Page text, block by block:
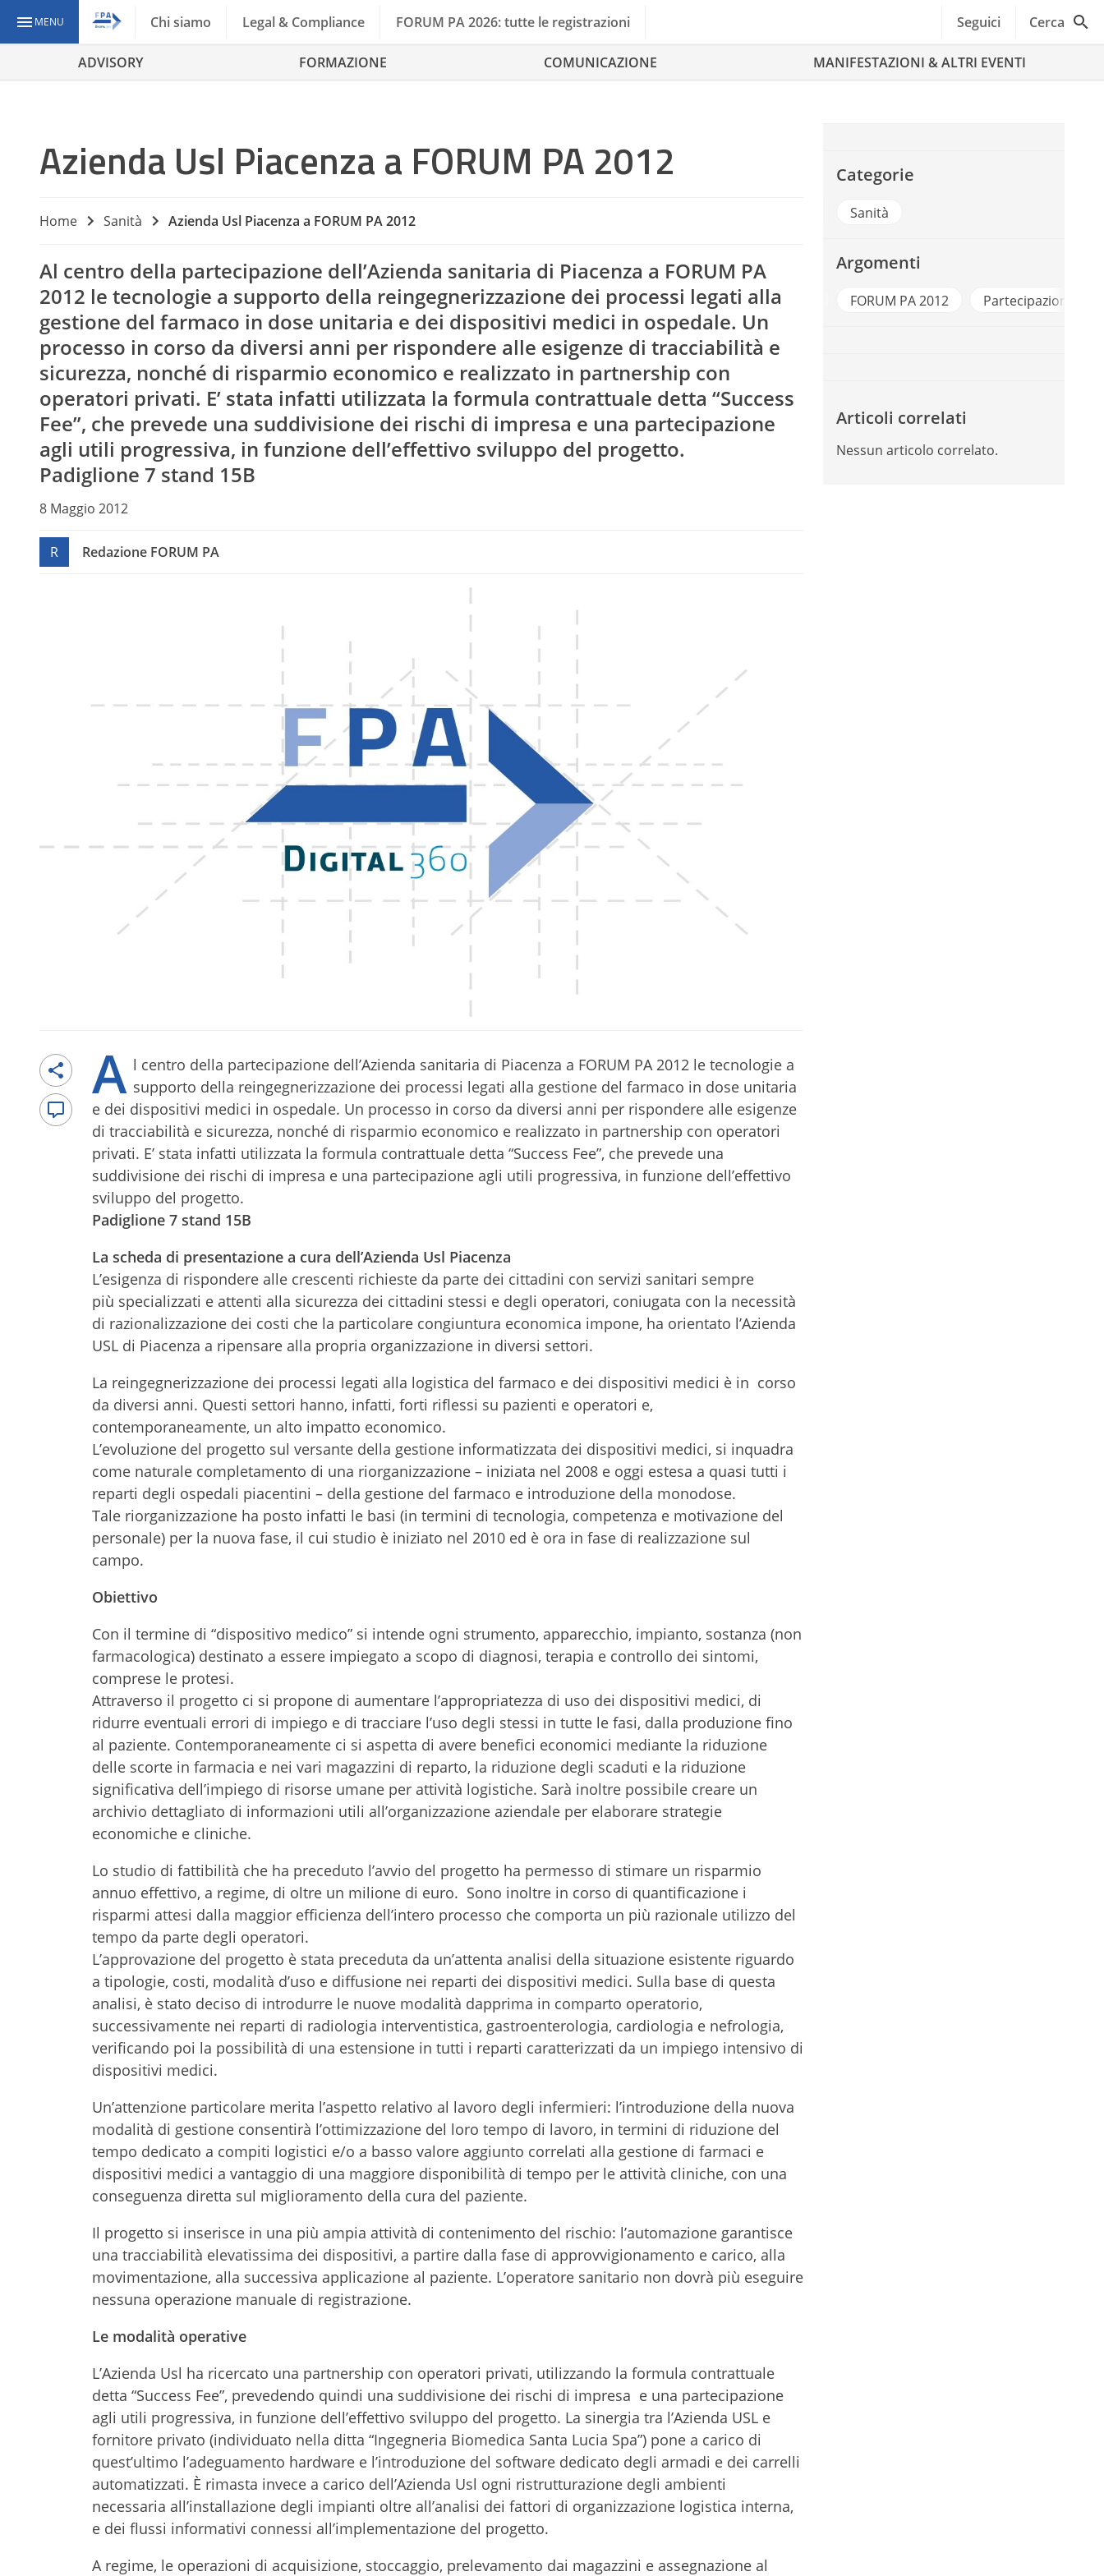
MENU Chi siamo Legal & Compliance FORUM PA 2026: tutte le registrazioni Seguici Cerca
ADVISORY FORMAZIONE COMUNICAZIONE MANIFESTAZIONI & ALTRI EVENTI
Azienda Usl Piacenza a FORUM PA 2012
Home Sanità Azienda Usl Piacenza a FORUM PA 2012
Al centro della partecipazione dell’Azienda sanitaria di Piacenza a FORUM PA
2012 le tecnologie a supporto della reingegnerizzazione dei processi legati alla
gestione del farmaco in dose unitaria e dei dispositivi medici in ospedale. Un
processo in corso da diversi anni per rispondere alle esigenze di tracciabilità e
sicurezza, nonché di risparmio economico e realizzato in partnership con
operatori privati. E’ stata infatti utilizzata la formula contrattuale detta “Success
Fee”, che prevede una suddivisione dei rischi di impresa e una partecipazione
agli utili progressiva, in funzione dell’effettivo sviluppo del progetto.
Padiglione 7 stand 15B
8 Maggio 2012
R Redazione FORUM PA
A l centro della partecipazione dell’Azienda sanitaria di Piacenza a FORUM PA 2012 le tecnologie a
supporto della reingegnerizzazione dei processi legati alla gestione del farmaco in dose unitaria
e dei dispositivi medici in ospedale. Un processo in corso da diversi anni per rispondere alle esigenze
di tracciabilità e sicurezza, nonché di risparmio economico e realizzato in partnership con operatori
privati. E’ stata infatti utilizzata la formula contrattuale detta “Success Fee”, che prevede una
suddivisione dei rischi di impresa e una partecipazione agli utili progressiva, in funzione dell’effettivo
sviluppo del progetto.
Padiglione 7 stand 15B
La scheda di presentazione a cura dell’Azienda Usl Piacenza
L’esigenza di rispondere alle crescenti richieste da parte dei cittadini con servizi sanitari sempre
più specializzati e attenti alla sicurezza dei cittadini stessi e degli operatori, coniugata con la necessità
di razionalizzazione dei costi che la particolare congiuntura economica impone, ha orientato l’Azienda
USL di Piacenza a ripensare alla propria organizzazione in diversi settori.
La reingegnerizzazione dei processi legati alla logistica del farmaco e dei dispositivi medici è in corso
da diversi anni. Questi settori hanno, infatti, forti riflessi su pazienti e operatori e,
contemporaneamente, un alto impatto economico.
L’evoluzione del progetto sul versante della gestione informatizzata dei dispositivi medici, si inquadra
come naturale completamento di una riorganizzazione – iniziata nel 2008 e oggi estesa a quasi tutti i
reparti degli ospedali piacentini – della gestione del farmaco e introduzione della monodose.
Tale riorganizzazione ha posto infatti le basi (in termini di tecnologia, competenza e motivazione del
personale) per la nuova fase, il cui studio è iniziato nel 2010 ed è ora in fase di realizzazione sul
campo.
Obiettivo
Con il termine di “dispositivo medico” si intende ogni strumento, apparecchio, impianto, sostanza (non
farmacologica) destinato a essere impiegato a scopo di diagnosi, terapia e controllo dei sintomi,
comprese le protesi.
Attraverso il progetto ci si propone di aumentare l’appropriatezza di uso dei dispositivi medici, di
ridurre eventuali errori di impiego e di tracciare l’uso degli stessi in tutte le fasi, dalla produzione fino
al paziente. Contemporaneamente ci si aspetta di avere benefici economici mediante la riduzione
delle scorte in farmacia e nei vari magazzini di reparto, la riduzione degli scaduti e la riduzione
significativa dell’impiego di risorse umane per attività logistiche. Sarà inoltre possibile creare un
archivio dettagliato di informazioni utili all’organizzazione aziendale per elaborare strategie
economiche e cliniche.
Lo studio di fattibilità che ha preceduto l’avvio del progetto ha permesso di stimare un risparmio
annuo effettivo, a regime, di oltre un milione di euro. Sono inoltre in corso di quantificazione i
risparmi attesi dalla maggior efficienza dell’intero processo che comporta un più razionale utilizzo del
tempo da parte degli operatori.
L’approvazione del progetto è stata preceduta da un’attenta analisi della situazione esistente riguardo
a tipologie, costi, modalità d’uso e diffusione nei reparti dei dispositivi medici. Sulla base di questa
analisi, è stato deciso di introdurre le nuove modalità dapprima in comparto operatorio,
successivamente nei reparti di radiologia interventistica, gastroenterologia, cardiologia e nefrologia,
verificando poi la possibilità di una estensione in tutti i reparti caratterizzati da un impiego intensivo di
dispositivi medici.
Un’attenzione particolare merita l’aspetto relativo al lavoro degli infermieri: l’introduzione della nuova
modalità di gestione consentirà l’ottimizzazione del loro tempo di lavoro, in termini di riduzione del
tempo dedicato a compiti logistici e/o a basso valore aggiunto correlati alla gestione di farmaci e
dispositivi medici a vantaggio di una maggiore disponibilità di tempo per le attività cliniche, con una
conseguenza diretta sul miglioramento della cura del paziente.
Il progetto si inserisce in una più ampia attività di contenimento del rischio: l’automazione garantisce
una tracciabilità elevatissima dei dispositivi, a partire dalla fase di approvvigionamento e carico, alla
movimentazione, alla successiva applicazione al paziente. L’operatore sanitario non dovrà più eseguire
nessuna operazione manuale di registrazione.
Le modalità operative
L’Azienda Usl ha ricercato una partnership con operatori privati, utilizzando la formula contrattuale
detta “Success Fee”, prevedendo quindi una suddivisione dei rischi di impresa e una partecipazione
agli utili progressiva, in funzione dell’effettivo sviluppo del progetto. La sinergia tra l’Azienda USL e
fornitore privato (individuato nella ditta “Ingegneria Biomedica Santa Lucia Spa”) pone a carico di
quest’ultimo l’adeguamento hardware e l’introduzione del software dedicato degli armadi e dei carrelli
automatizzati. È rimasta invece a carico dell’Azienda Usl ogni ristrutturazione degli ambienti
necessaria all’installazione degli impianti oltre all’analisi dei fattori di organizzazione logistica interna,
e dei flussi informativi connessi all’implementazione del progetto.
A regime, le operazioni di acquisizione, stoccaggio, prelevamento dai magazzini e assegnazione al
Categorie
Sanità
Argomenti
FORUM PA FORUM PA 2012 Partecipazione
Articoli correlati
Nessun articolo correlato.